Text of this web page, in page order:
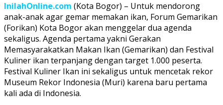
InilahOnline.com (Kota Bogor) – Untuk mendorong
anak-anak agar gemar memakan ikan, Forum Gemarikan
(Forikan) Kota Bogor akan menggelar dua agenda
sekaligus. Agenda pertama yakni Gerakan
Memasyarakatkan Makan Ikan (Gemarikan) dan Festival
Kuliner ikan terpanjang dengan target 1.000 peserta.
Festival Kuliner Ikan ini sekaligus untuk mencetak rekor
Museum Rekor Indonesia (Muri) karena baru pertama
kali ada di Indonesia.